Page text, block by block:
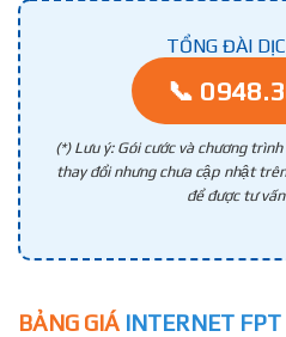
TỔNG ĐÀI
📞
(*) Lưu ý: Gói cước và chương
thay đổi nhưng chưa cập nhật
để được tư
BẢNG GIÁ INTERNET FPT